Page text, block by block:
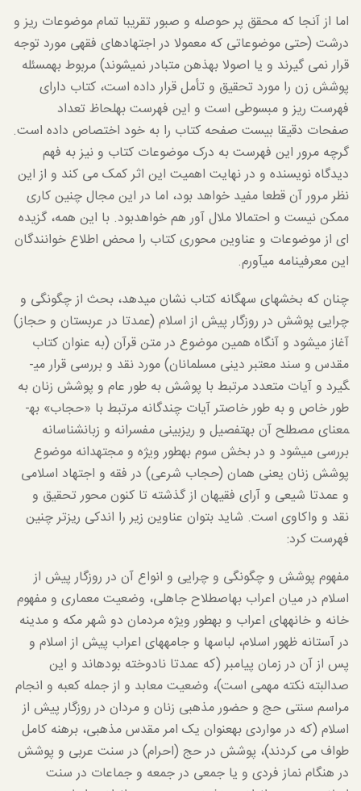
اما از آنجا که محقق پر حوصله و صبور تقریبا تمام موضوعات ریز و
درشت (حتی موضوعاتی که معمولا در اجتهادهای فقهی مورد توجه
قرار نمی گیرند و یا اصولا به­ذهن متبادر نمی­شوند) مربوط به­مسئله
پوشش زن را مورد تحقیق و تأمل قرار داده است، کتاب دارای
فهرست ریز و مبسوطی است و این فهرست به­لحاظ تعداد
صفحات دقیقا بیست صفحه کتاب را به خود اختصاص داده است.
گرچه مرور این فهرست به درک موضوعات کتاب و نیز به فهم
دیدگاه نویسنده و در نهایت اهمیت این اثر کمک می کند و از این
نظر مرور آن قطعا مفید خواهد بود، اما در این مجال چنین کاری
ممکن نیست و احتمالا ملال آور هم خواهد‌بود. با این همه، گزیده
ای از موضوعات و عناوین محوری کتاب را محض اطلاع خوانندگان
این معرفی­نامه می­آورم.
چنان که بخش­های سه­گانه کتاب نشان می­دهد، بحث از چگونگی و
چرایی پوشش در روزگار پیش از اسلام (عمدتا در عربستان و حجاز)
آغاز می­شود و آنگاه همین موضوع در متن قرآن (به عنوان کتاب
مقدس و سند معتبر دینی مسلمانان) مورد نقد و بررسی قرار می­
گیرد و آیات متعدد مرتبط با پوشش به طور عام و پوشش زنان به
طور خاص و به طور خاص­تر آیات چندگانه مرتبط با «حجاب» به­
معنای مصطلح آن به­تفصیل و ریزبینی مفسرانه و زبان­شناسانه
بررسی می­شود و در بخش سوم به­طور ویژه و مجتهدانه موضوع
پوشش زنان یعنی همان (حجاب شرعی) در فقه و اجتهاد اسلامی
و عمدتا شیعی و آرای فقیهان از گذشته تا کنون محور تحقیق و
نقد و واکاوی است. شاید بتوان عناوین زیر را اندکی ریزتر چنین
فهرست کرد:
مفهوم پوشش و چگونگی و چرایی و انواع آن در روزگار پیش از
اسلام در میان اعراب به­اصطلاح جاهلی، وضعیت معماری و مفهوم
خانه و خانه­های اعراب و به­طور ویژه مردمان دو شهر مکه و مدینه
در آستانه ظهور اسلام، لباس­ها و جامه­های اعراب پیش از اسلام و
پس از آن در زمان پیامبر (که عمدتا نادوخته بوده­اند و این
صد‌البته نکته مهمی است)، وضعیت معابد و از جمله کعبه و انجام
مراسم سنتی حج و حضور مذهبی زنان و مردان در روزگار پیش از
اسلام (که در مواردی به­عنوان یک امر مقدس مذهبی، برهنه کامل
طواف می کردند)، پوشش در حج (احرام) در سنت عربی و پوشش
در هنگام نماز فردی و یا جمعی در جمعه و جماعات در سنت